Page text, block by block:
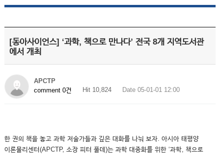
[동아사이언스] ‘과학, 책으로 만나다’ 전국 8개 지역도서관
에서 개최
APCTP
comment 0건
Hit 10,824 Date 05-01-01 12:00
한 권의 책을 놓고 과학 저술가들과 깊은 대화를 나눠 보자. 아시아 태평양
이론물리센터(APCTP, 소장 피터 풀데)는 과학 대중화를 위한 ‘과학, 책으로